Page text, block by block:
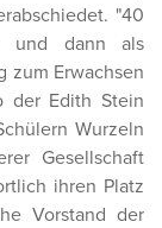
"40
und dann als
zum Erwachsen
der Edith Stein
Wurzeln
Gesellschaft
ihren Platz
Vorstand der